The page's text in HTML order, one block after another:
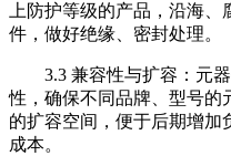
上防护等级的产品，沿海
件，做好绝缘、密封处理。
3.3 兼容性与扩容：元
性，确保不同品牌、型号的
的扩容空间，便于后期增加
成本。